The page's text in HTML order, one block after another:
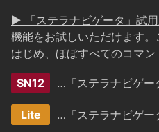
▶ 「ステラナビゲータ」試
機能をお試しいただけます
はじめ、ほぼすべてのコマン
SN12 …「ステラナビゲー
Lite …「ステラナビゲー